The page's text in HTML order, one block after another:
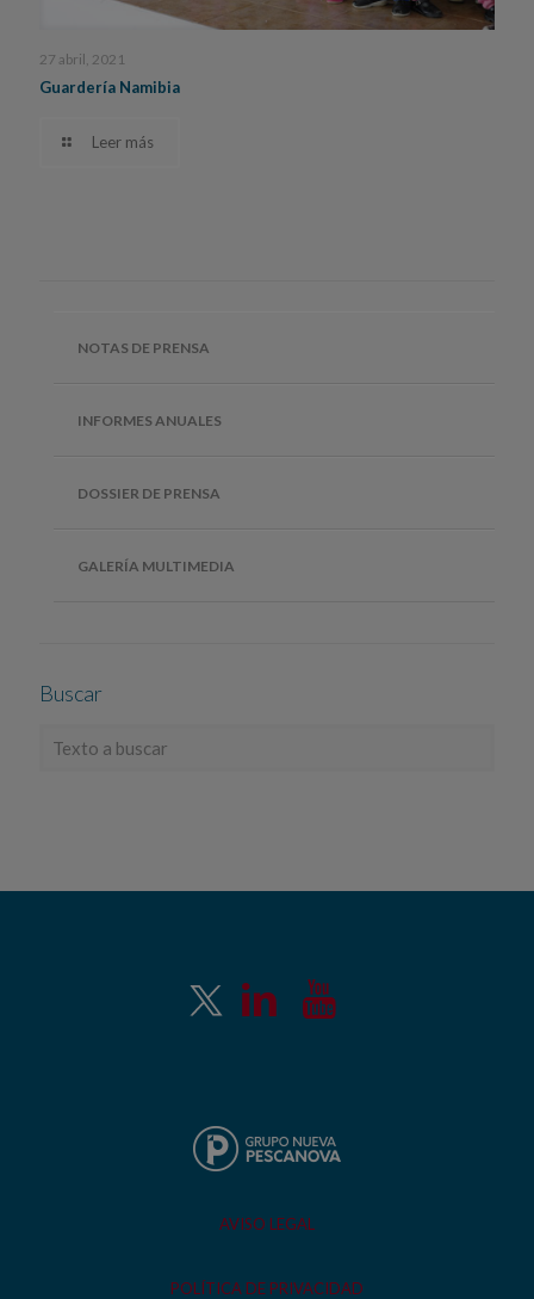
27 abril, 2021
Guardería Namibia
Leer más
NOTAS DE PRENSA
INFORMES ANUALES
DOSSIER DE PRENSA
GALERÍA MULTIMEDIA
Buscar
AVISO LEGAL
POLÍTICA DE PRIVACIDAD